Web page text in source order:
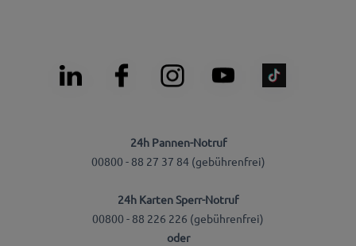
24h Pannen-Notruf
00800 - 88 27 37 84 (gebührenfrei)
24h Karten Sperr-Notruf
00800 - 88 226 226 (gebührenfrei)
oder